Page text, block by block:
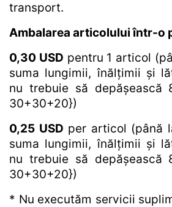
transport.
Ambalarea articolului într-o
0,30 USD pentru 1 articol
suma lungimii, înălțimii și
nu trebuie să depășească
30+30+20})
0,25 USD per articol (până
suma lungimii, înălțimii și
nu trebuie să depășească
30+30+20})
* Nu executăm servicii